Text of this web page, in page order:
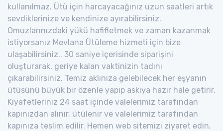
kullanılmaz. Ütü için harcayacağınız uzun saatleri artık
sevdiklerinize ve kendinize ayırabilirsiniz.
Omuzlarınızdaki yükü hafifletmek ve zaman kazanmak
istiyorsanız Mevlana Ütüleme hizmeti için bize
ulaşabilirsiniz.. 30 saniye içerisinde siparişini
oluşturarak, geriye kalan vaktinizin tadını
çıkarabilirsiniz. Temiz aklınıza gelebilecek her eşyanın
ütüsünü büyük bir özenle yapıp askıya hazır hale getirir.
Kıyafetleriniz 24 saat içinde valelerimiz tarafından
kapınızdan alınır, ütülenir ve valelerimiz tarafından
kapınıza teslim edilir. Hemen web sitemizi ziyaret edin,